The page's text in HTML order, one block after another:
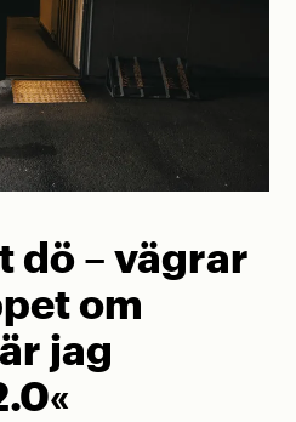
dö – vägrar
om
jag